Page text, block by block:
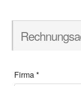
Firma*